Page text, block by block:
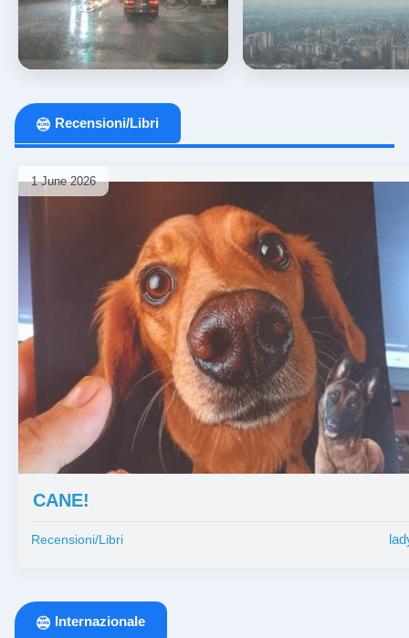
in Lombardia e gialla ...
Meteo ladysilvia Meteo
Recensioni/Libri
1 June 2026
CANE!
Recensioni/Libri
Internazionale